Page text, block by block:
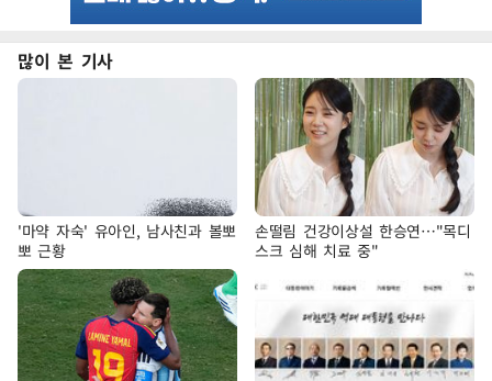
많이 본 기사
'마약 자숙' 유아인, 남사친과 볼뽀
뽀 근황
손떨림 건강이상설 한승연…"목디
스크 심해 치료 중"